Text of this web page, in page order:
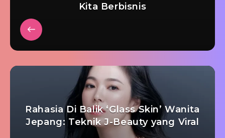
Kita Berbisnis
Rahasia Di Balik ‘Glass Skin’ Wanita
Jepang: Teknik J-Beauty yang Viral